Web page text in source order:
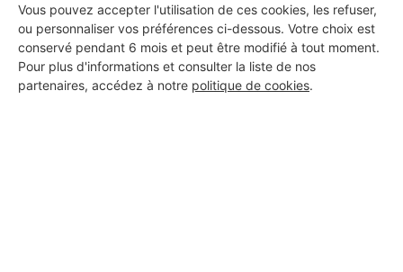
Vous pouvez accepter l'utilisation de ces cookies, les refuser,
ou personnaliser vos préférences ci-dessous. Votre choix est
conservé pendant 6 mois et peut être modifié à tout moment.
Pour plus d'informations et consulter la liste de nos
partenaires, accédez à notre politique de cookies.